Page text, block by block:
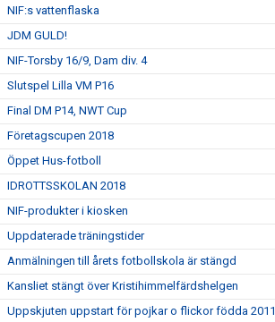
NIF:s vattenflaska
JDM GULD!
NIF-Torsby 16/9, Dam div. 4
Slutspel Lilla VM P16
Final DM P14, NWT Cup
Företagscupen 2018
Öppet Hus-fotboll
IDROTTSSKOLAN 2018
NIF-produkter i kiosken
Uppdaterade träningstider
Anmälningen till årets fotbollskola är stängd
Kansliet stängt över Kristihimmelfärdshelgen
Uppskjuten uppstart för pojkar o flickor födda 2011